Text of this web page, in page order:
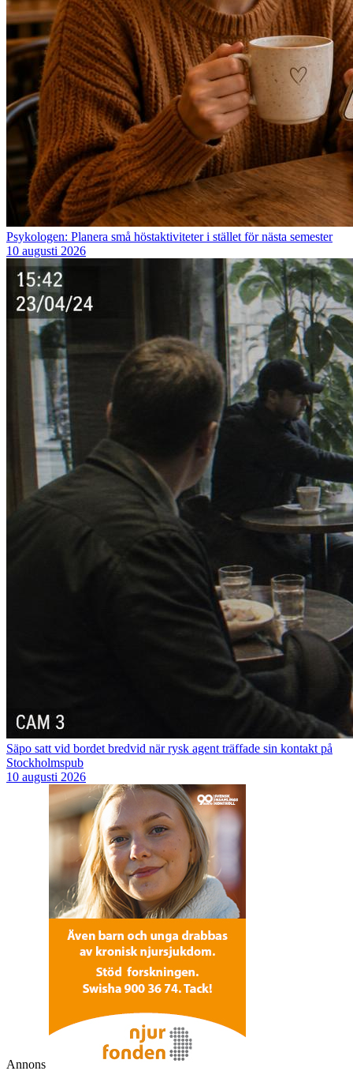
Psykologen: Planera små höstaktiviteter i stället för nästa semester
10 augusti 2026
Säpo satt vid bordet bredvid när rysk agent träffade sin kontakt på
Stockholmspub
10 augusti 2026
Annons